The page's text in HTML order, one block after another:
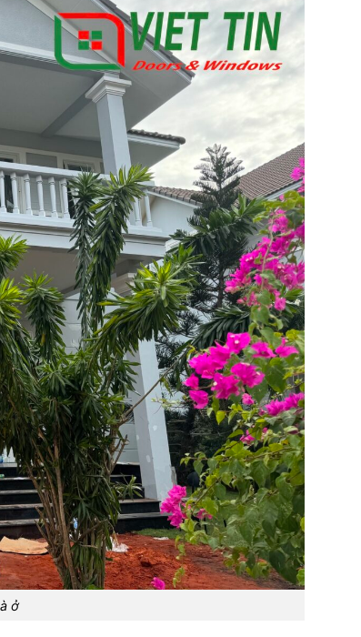
ở